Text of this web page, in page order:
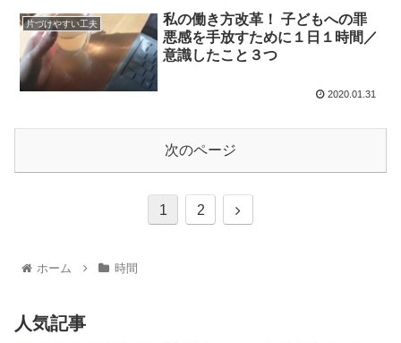
片づけやすい工夫
私の働き方改革！ 子どもへの罪
悪感を手放すために１日１時間／
意識したこと３つ
2020.01.31
次のページ
1 2
ホーム 時間
人気記事